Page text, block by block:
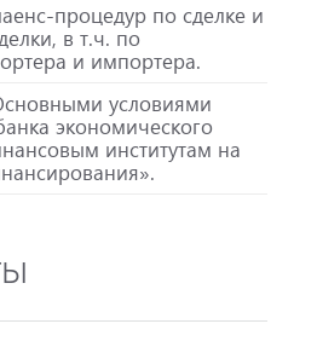
процедур по сделке и
в т.ч. по
и импортера.
условиями
экономического
институтам на